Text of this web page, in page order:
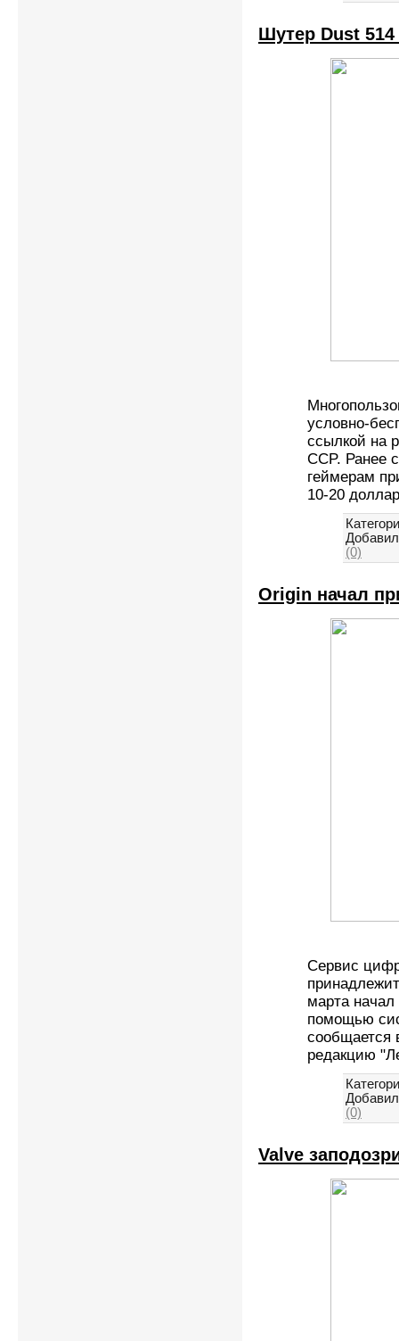
Шутер Dust
условно-
ссылкой на
CCP. Ранее
геймерам
10-20
(0)
Origin начал
Сервис
марта
помощью
сообщается
редакцию
(0)
Valve